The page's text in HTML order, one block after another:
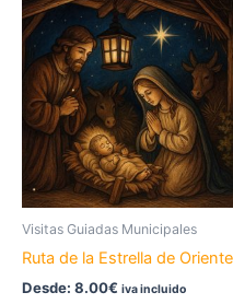
Visitas Guiadas Municipales
Ruta de la Estrella de Oriente
Desde: 8.00€ iva incluido